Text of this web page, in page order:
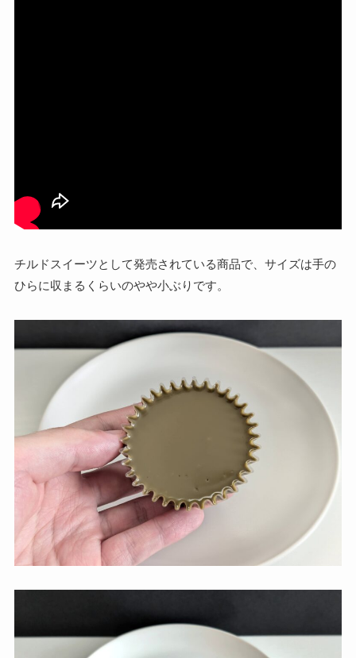
チルドスイーツとして発売されている商品で、サイズは手の
ひらに収まるくらいのやや小ぶりです。